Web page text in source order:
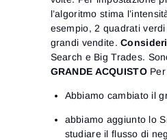
l’algoritmo stima
esempio, 2 quadrati
grandi vendite.
Search e Big Trades.
GRANDE ACQUISTOPer
Abbiamo cambiato il
abbiamo aggiunto lo
studiare il flusso di